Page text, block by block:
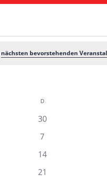
nächsten bevorstehenden
DDONNERSTAG
0
30
0
7
0
14
0
21